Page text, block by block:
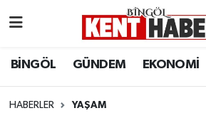
BİNGÖL GÜNDEM EKONOMİ
HABERLER YAŞAM
BİLİM-TEKNOLOJİ
Bingöl Hava Durumu